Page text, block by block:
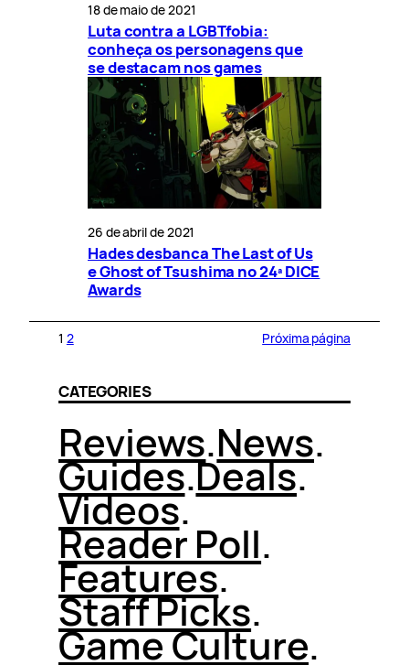
18 de maio de 2021
Luta contra a LGBTfobia:
conheça os personagens que
se destacam nos games
26 de abril de 2021
Hades desbanca The Last of Us
e Ghost of Tsushima no 24ª DICE
Awards
1 2 Próxima página
CATEGORIES
Reviews.News.
Guides.Deals.
Videos.
Reader Poll.
Features.
Staff Picks.
Game Culture.